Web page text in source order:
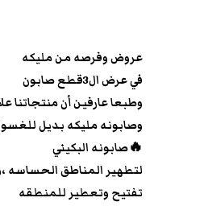
عروض وفرصه من مليكه
في عرض ال3قطع صابون
وطبعا عارفين أن منتجاتنا
وصابونه مليكه بديل
🔥صابونه البكيني
لتطهير المناطق الحساسه
تفتيح وتعطير للمنطقه